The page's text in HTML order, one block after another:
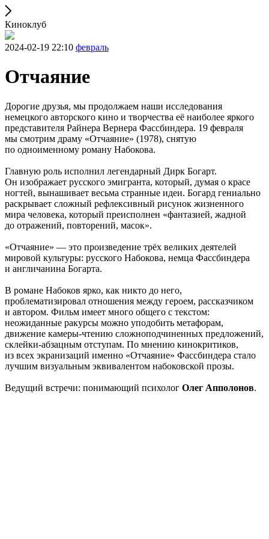
Киноклуб
2024-02-19 22:10 февраль
Отчаяние
Дорогие друзья, мы продолжаем наши исследования
немецкого авторского кино и творчества её наиболее яркого
представителя Райнера Вернера Фассбиндера. 19 февраля
мы смотрим драму «Отчаяние» (1978), снятую
по одноименному роману Набокова.
Главную роль исполнил легендарный Дирк Богарт.
Он изображает русского эмигранта, который, думая о красе
ногтей, вынашивает весьма странные идеи. Богард гениально
раскрывает сложный рефлексивный рисунок жизненного
мира человека, который преисполнен «фантазией, жадной
до отражений, повторений, масок».
«Отчаяние» — это произведение трёх великих деятелей
мировой культуры: русского Набокова, немца Фассбиндера
и англичанина Богарта.
В романе Набоков ярко, как никто до него,
проблематизировал отношения между героем, рассказчиком
и автором. Фильм имеет много общего с текстом:
неожиданные ракурсы можно уподобить метафорам,
движение камеры-чтению сложноподчиненных предложений,
склейки-абзацным отступам. По мнению кинокритиков,
из всех экранизаций именно «Отчаяние» Фассбиндера стало
лучшим визуальным эквивалентом набоковской прозы.
Ведущий встречи: понимающий психолог Олег Апполонов.